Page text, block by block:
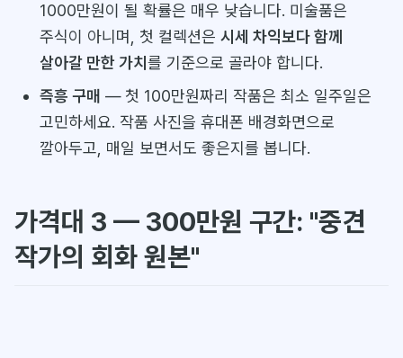
1000만원이 될 확률은 매우 낮습니다. 미술품은
주식이 아니며, 첫 컬렉션은 시세 차익보다 함께
살아갈 만한 가치 를 기준으로 골라야 합니다.
즉흥 구매 — 첫 100만원짜리 작품은 최소 일주일은
고민하세요. 작품 사진을 휴대폰 배경화면으로
깔아두고, 매일 보면서도 좋은지를 봅니다.
가격대 3 — 300만원 구간: "중견
작가의 회화 원본"